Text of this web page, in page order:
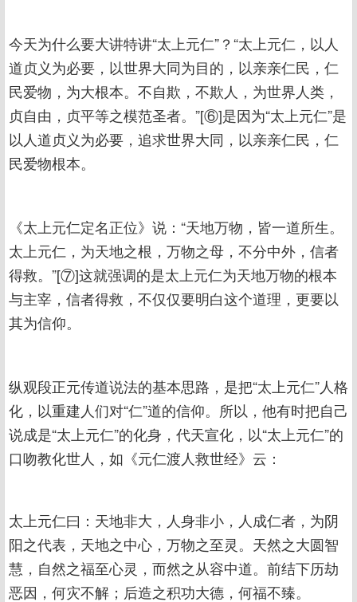
今天为什么要大讲特讲“太上元仁”？“太上元仁，以人
道贞义为必要，以世界大同为目的，以亲亲仁民，仁
民爱物，为大根本。不自欺，不欺人，为世界人类，
贞自由，贞平等之模范圣者。”[⑥]是因为“太上元仁”是
以人道贞义为必要，追求世界大同，以亲亲仁民，仁
民爱物根本。
《太上元仁定名正位》说：“天地万物，皆一道所生。
太上元仁，为天地之根，万物之母，不分中外，信者
得救。”[⑦]这就强调的是太上元仁为天地万物的根本
与主宰，信者得救，不仅仅要明白这个道理，更要以
其为信仰。
纵观段正元传道说法的基本思路，是把“太上元仁”人格
化，以重建人们对“仁”道的信仰。所以，他有时把自己
说成是“太上元仁”的化身，代天宣化，以“太上元仁”的
口吻教化世人，如《元仁渡人救世经》云：
太上元仁曰：天地非大，人身非小，人成仁者，为阴
阳之代表，天地之中心，万物之至灵。天然之大圆智
慧，自然之福至心灵，而然之从容中道。前结下历劫
恶因，何灾不解；后造之积功大德，何福不臻。